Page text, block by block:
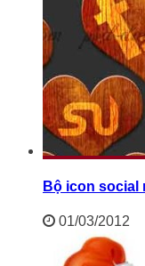
Bộ icon social
01/03/2012